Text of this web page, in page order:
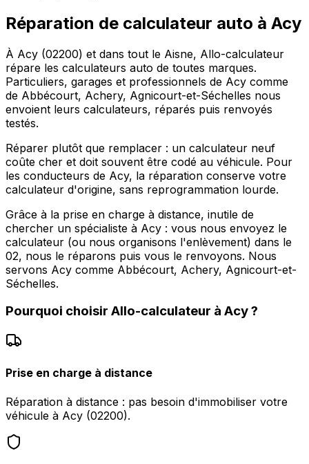
Réparation de calculateur auto à Acy
À Acy (02200) et dans tout le Aisne, Allo-calculateur
répare les calculateurs auto de toutes marques.
Particuliers, garages et professionnels de Acy comme
de Abbécourt, Achery, Agnicourt-et-Séchelles nous
envoient leurs calculateurs, réparés puis renvoyés
testés.
Réparer plutôt que remplacer : un calculateur neuf
coûte cher et doit souvent être codé au véhicule. Pour
les conducteurs de Acy, la réparation conserve votre
calculateur d'origine, sans reprogrammation lourde.
Grâce à la prise en charge à distance, inutile de
chercher un spécialiste à Acy : vous nous envoyez le
calculateur (ou nous organisons l'enlèvement) dans le
02, nous le réparons puis vous le renvoyons. Nous
servons Acy comme Abbécourt, Achery, Agnicourt-et-
Séchelles.
Pourquoi choisir Allo-calculateur à Acy?
Prise en charge à distance
Réparation à distance : pas besoin d'immobiliser votre
véhicule à Acy (02200).